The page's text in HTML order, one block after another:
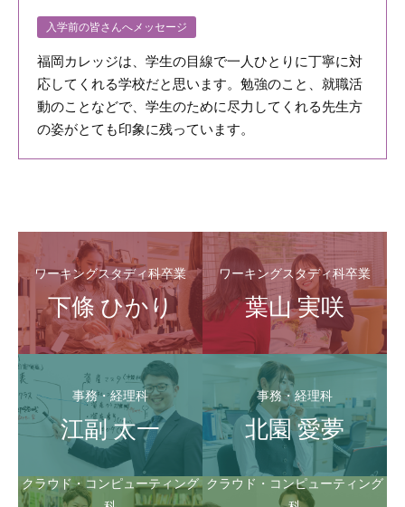
入学前の皆さんへメッセージ
福岡カレッジは、学生の目線で一人ひとりに丁寧に対
応してくれる学校だと思います。勉強のこと、就職活
動のことなどで、学生のために尽力してくれる先生方
の姿がとても印象に残っています。
ワーキングスタディ科卒業
下條 ひかり
ワーキングスタディ科卒業
葉山 実咲
事務・経理科
江副 太一
事務・経理科
北園 愛夢
クラウド・コンピューティング クラウド・コンピューティング